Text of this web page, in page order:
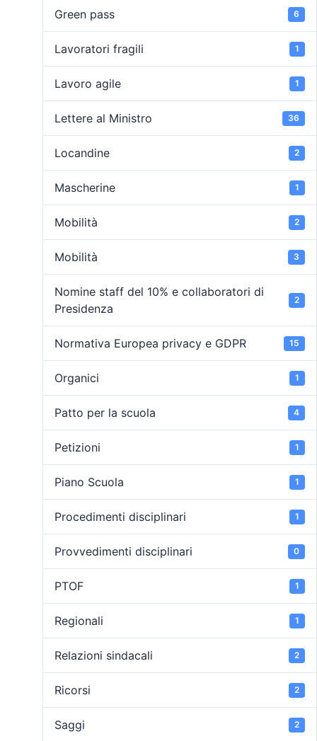
Green pass 6
Lavoratori fragili 1
Lavoro agile 1
Lettere al Ministro 36
Locandine 2
Mascherine 1
Mobilità 2
Mobilità 3
Nomine staff del 10% e collaboratori di
Presidenza
2
Normativa Europea privacy e GDPR 15
Organici 1
Patto per la scuola 4
Petizioni 1
Piano Scuola 1
Procedimenti disciplinari 1
Provvedimenti disciplinari 0
PTOF 1
Regionali 1
Relazioni sindacali 2
Ricorsi 2
Saggi 2